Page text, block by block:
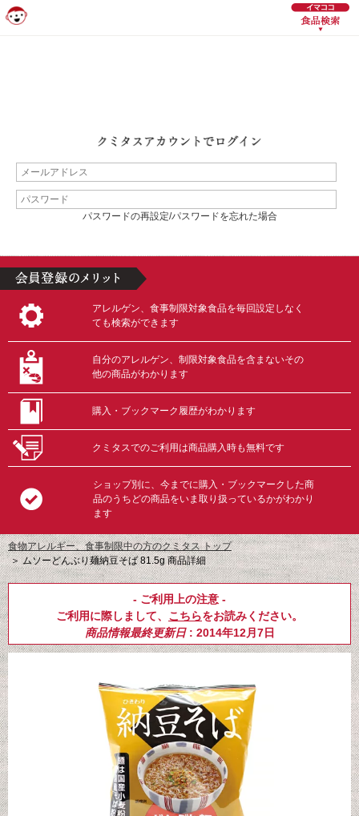
パスワードの再設定/パスワードを忘れた場合
アレルゲン、食事制限対象食品を毎回設定しなく
ても検索ができます
自分のアレルゲン、制限対象食品を含まないその
他の商品がわかります
購入・ブックマーク履歴がわかります
クミタスでのご利用は商品購入時も無料です
ショップ別に、今までに購入・ブックマークした商
品のうちどの商品をいま取り扱っているかがわかり
ます
食物アレルギー、食事制限中の方のクミタス トップ
＞ムソーどんぶり麺納豆そば 81.5g 商品詳細
- ご利用上の注意 -
ご利用に際しまして、 こちらをお読みください。
商品情報最終更新日: 2014年12月7日